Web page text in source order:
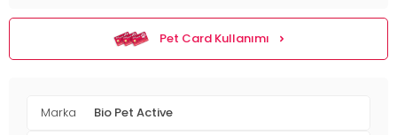
Pet Card Kullanımı
Marka Bio Pet Active